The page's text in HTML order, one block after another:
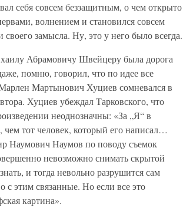
себя совсем беззащитным, о чем открыто
волнением и становился совсем
замысла. Ну, это у него было всегда.
Абрамовичу Швейцеру была дорога
помню, говорил, что по идее все
Мартынович Хуциев сомневался в
Хуциев убеждал Тарковского, что
неоднозначны: «За „Я“ в
тот человек, который его написал…
Наумович Наумов по поводу съемок
невозможно снимать скрытой
и тогда невольно разрушится сам
с этим связанные. Но если все это
картина».